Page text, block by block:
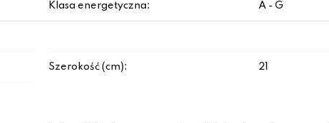
Klasa energetyczna: A - G
Szerokość (cm): 21